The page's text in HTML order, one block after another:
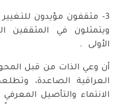
3- مثقفون مؤيدون
ويتمثلون في المثقفين
الأولى .
أن وعي الذات من قبل
العراقية الصاعدة،
الانتماء والتأصيل المعرفي